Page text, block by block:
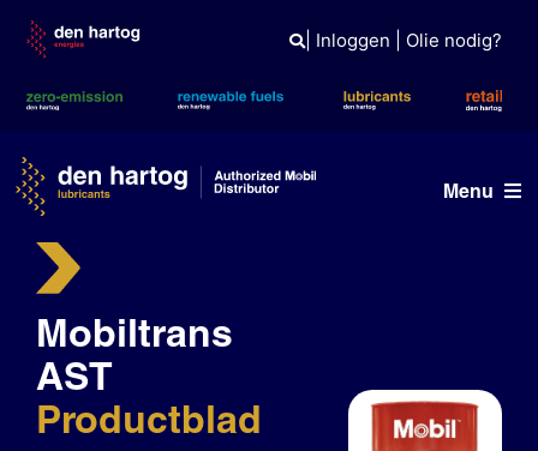
content
| Inloggen Olie nodig?
Menu
Producten
Branches
Mobiltrans
AST
Productblad